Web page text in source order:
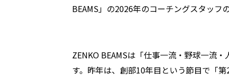
BEAMS」の2026年のコーチングスタッフ
ZENKO BEAMSは「仕事一流・野球一流
す。昨年は、創部10年目という節目で「